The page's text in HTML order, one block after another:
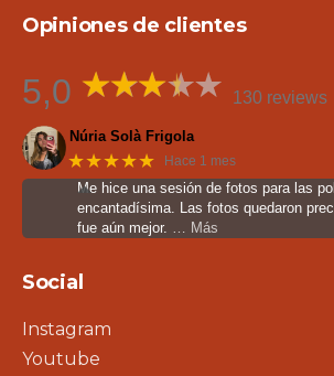
Opiniones de clientes
5,0 130 reviews
Núria Solà Frigola
★★★★★ Hace 1 mes
Me hice una sesión de fotos para las
encantadísima. Las fotos quedaron
fue aún mejor.
… Más
Social
Instagram
Youtube